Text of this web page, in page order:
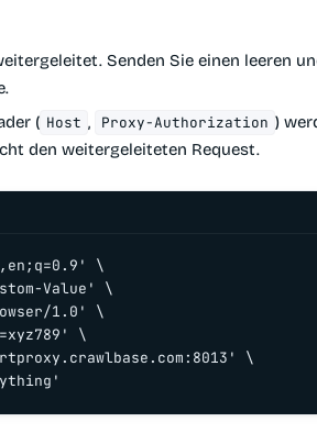
Senden Sie einen leeren
( Host , Proxy-Authorization )
den weitergeleiteten Request.
\
Value' \
1.0' \
\
:8013' \